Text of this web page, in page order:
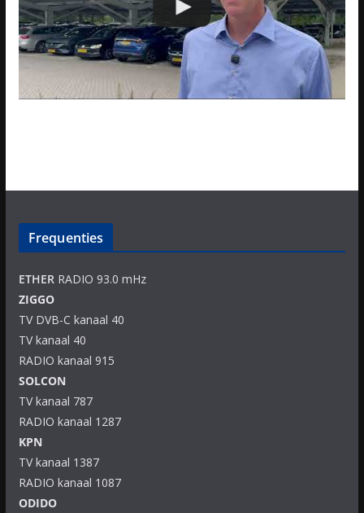
Frequenties
ETHERRADIO 93.0 mHz
ZIGGO
TV DVB-C kanaal 40
TV kanaal 40
RADIO kanaal 915
SOLCON
TV kanaal 787
RADIO kanaal 1287
KPN
TV kanaal 1387
RADIO kanaal 1087
ODIDO